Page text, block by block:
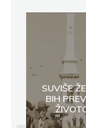
SUVIŠE
BIH